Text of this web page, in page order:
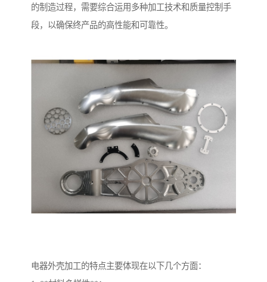
的制造过程，需要综合运用多种加工技术和质量控制手
段，以确保终产品的高性能和可靠性。
电器外壳加工的特点主要体现在以下几个方面：